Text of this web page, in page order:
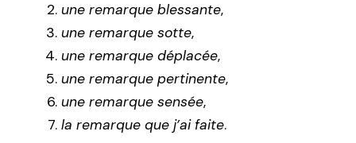
une remarque blessante,
une remarque sotte,
une remarque déplacée,
une remarque pertinente,
une remarque sensée,
la remarque que j’ai faite.